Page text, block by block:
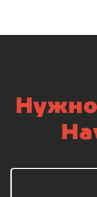
Нужно